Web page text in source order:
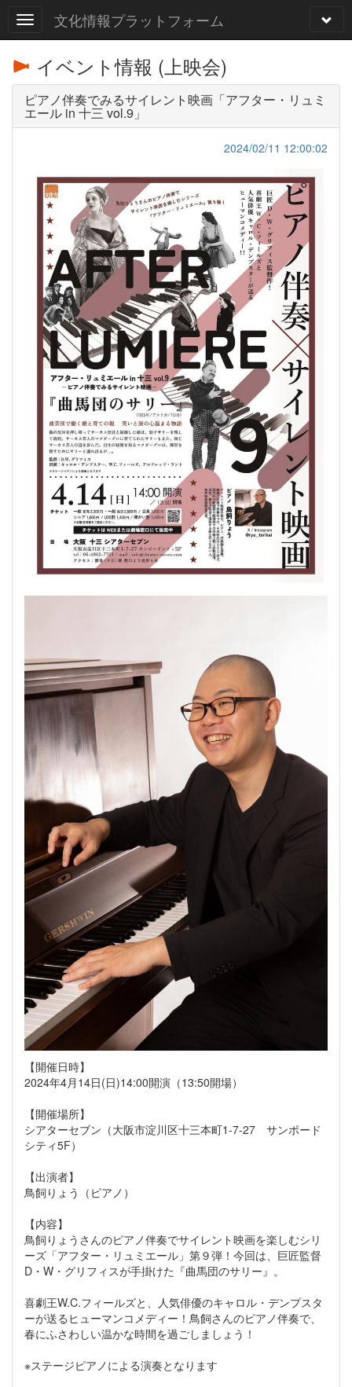
文化情報プラットフォーム
イベント情報 (上映会)
ピアノ伴奏でみるサイレント映画「アフター・リュミ
エール in 十三 vol.9」
2024/02/11 12:00:02
【開催日時】
2024年4月14日(日)14:00開演（13:50開場）
【開催場所】
シアターセブン（大阪市淀川区十三本町1-7-27 サンポード
シティ5F）
【出演者】
鳥飼りょう（ピアノ）
【内容】
鳥飼りょうさんのピアノ伴奏でサイレント映画を楽しむシリ
ーズ「アフター・リュミエール」第９弾！今回は、巨匠監督
D・W・グリフィスが手掛けた『曲馬団のサリー』。
喜劇王W.C.フィールズと、人気俳優のキャロル・デンプスタ
ーが送るヒューマンコメディー！鳥飼さんのピアノ伴奏で、
春にふさわしい温かな時間を過ごしましょう！
※ステージピアノによる演奏となります